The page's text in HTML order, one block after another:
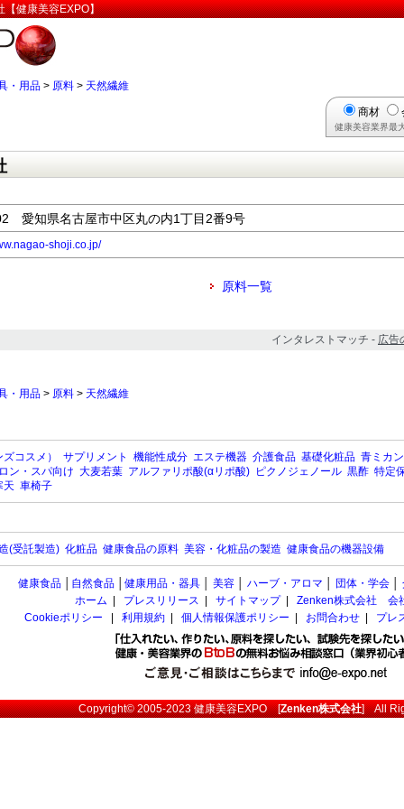
【健康美容EXPO】
・用品 > 原料 > 天然繊維
商材
健康美容業界最
愛知県名古屋市中区丸の内1丁目2番9号
shoji.co.jp/
原料一覧
インタレストマッチ - 広告
・用品 > 原料 > 天然繊維
コスメ） サプリメント 機能性成分 エステ機器 介護食品 基礎化粧品 青ミカ
ン・スパ向け 大麦若葉 アルファリポ酸(αリポ酸) ピクノジェノール 黒酢 特定
天 車椅子
(受託製造) 化粧品 健康食品の原料 美容・化粧品の製造 健康食品の機器設備
健康食品 自然食品 健康用品・器具 美容 ハーブ・アロマ 団体・学会
ホーム
プレスリリース サイトマップ| Zenken株式会社 会
Cookieポリシー
利用規約 個人情報保護ポリシー お問合わせ プレ
Copyright© 2005-2023健康美容EXPO[Zenken株式会社] All